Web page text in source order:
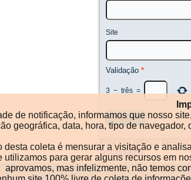
Site
Validação *
3 − três =
Este site utiliza o
processados.
Xtreme-DJ|
de notificação, informamos que nosso
geográfica, data, hora, tipo de
desta coleta é mensurar a visitação e
utilizamos para gerar alguns recursos em
aprovamos, mas infelizmente, não temos